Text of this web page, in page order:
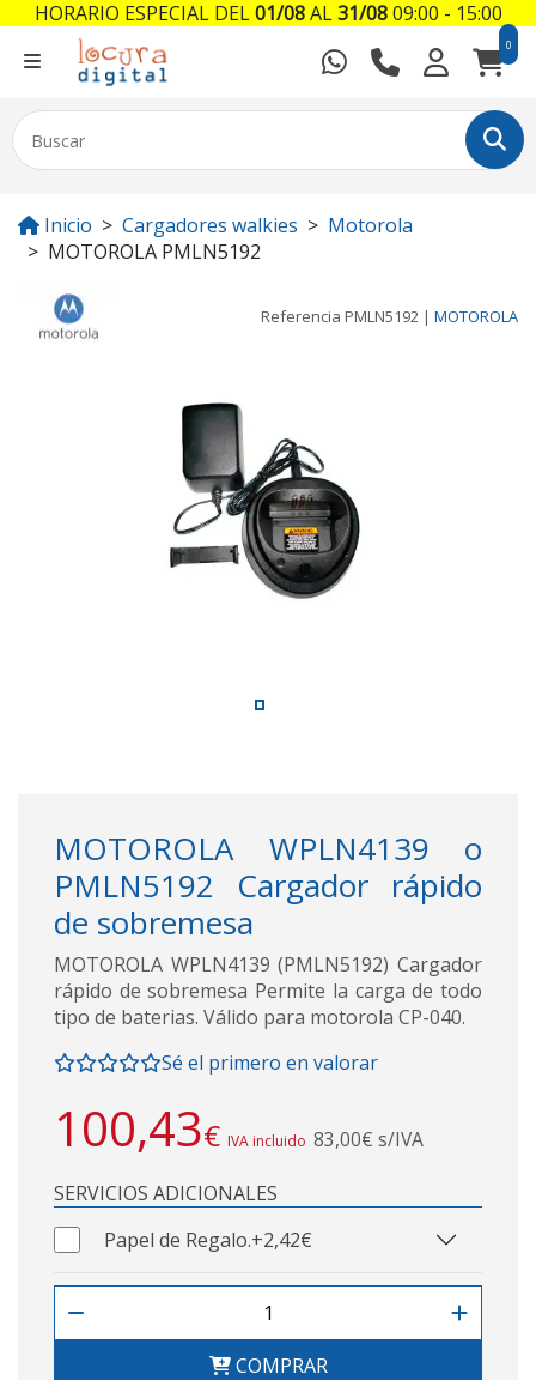
0
Inicio Cargadores walkies
Motorola
MOTOROLA PMLN5192
Referencia PMLN5192 | MOTOROLA
MOTOROLA WPLN4139 o
PMLN5192 Cargador rápido
de sobremesa
MOTOROLA WPLN4139 (PMLN5192) Cargador
rápido de sobremesa Permite la carga de todo
tipo de baterias. Válido para motorola CP-040.
Sé el primero en valorar
100,43€ IVA incluido 83,00€ s/IVA
SERVICIOS ADICIONALES
Papel de Regalo.+2,42€
COMPRAR
HORARIO ESPECIAL DEL01/08AL31/0809:00 - 15:00